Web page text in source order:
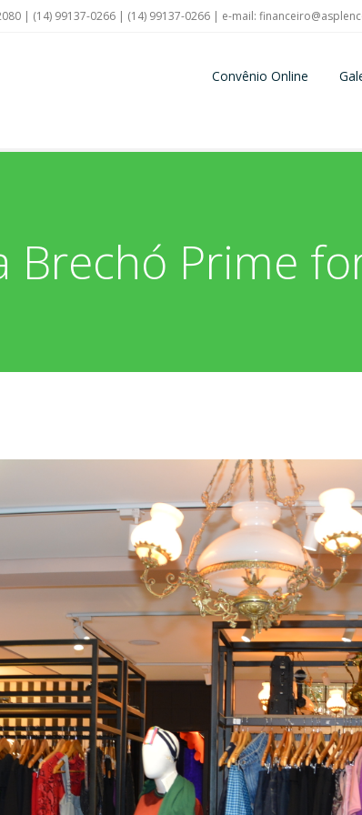
| (14) 99137-0266 | (14) 99137-0266 | e-mail:
Convênio Online
Brechó Prime